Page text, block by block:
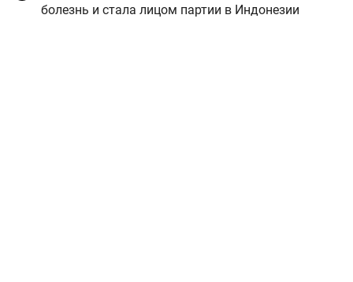
болезнь и стала лицом партии в Индонезии